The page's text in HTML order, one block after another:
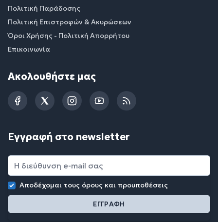
Πολιτική Παράδοσης
Πολιτική Επιστροφών & Ακυρώσεων
Όροι Χρήσης - Πολιτική Απορρήτου
Επικοινωνία
Ακολουθήστε μας
FacebookTwitterInstagramYouTubeRSS
Εγγραφή στο newsletter
Αποδέχομαι τους όρους και προυποθέσεις